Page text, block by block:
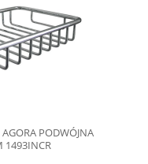
PODWÓJNA
1493INCR